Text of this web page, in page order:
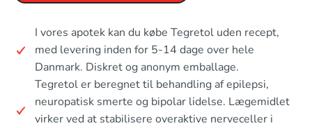
I vores apotek kan du købe Tegretol uden recept,
med levering inden for 5-14 dage over hele
Danmark. Diskret og anonym emballage.
Tegretol er beregnet til behandling af epilepsi,
neuropatisk smerte og bipolar lidelse. Lægemidlet
virker ved at stabilisere overaktive nerveceller i